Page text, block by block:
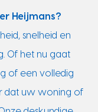
Heijmans?
snelheid en
Of het nu gaat
of een volledig
dat uw woning of